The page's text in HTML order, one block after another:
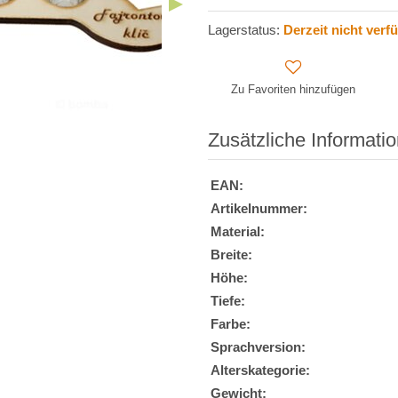
Lagerstatus: Derzeit nicht
Zu Favoriten hinzufügen
Zusätzliche
EAN:
Artikelnummer:
Material:
Breite:
Höhe:
Tiefe:
Farbe:
Sprachversion:
Alterskategorie:
Gewicht: